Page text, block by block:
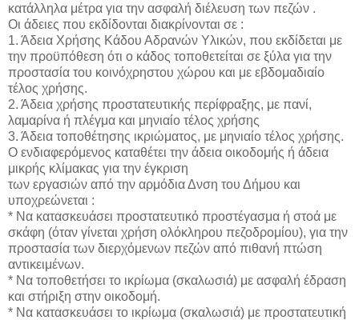
κατάλληλα μέτρα για την ασφαλή διέλευση των πεζών .
Οι άδειες που εκδίδονται διακρίνονται σε :
1. Άδεια Χρήσης Κάδου Αδρανών Υλικών, που εκδίδεται με
την προϋπόθεση ότι ο κάδος τοποθετείται σε ξύλα για την
προστασία του κοινόχρηστου χώρου και με εβδομαδιαίο
τέλος χρήσης.
2. Άδεια χρήσης προστατευτικής περίφραξης, με πανί,
λαμαρίνα ή πλέγμα και μηνιαίο τέλος χρήσης
3. Άδεια τοποθέτησης ικριώματος, με μηνιαίο τέλος χρήσης.
Ο ενδιαφερόμενος καταθέτει την άδεια οικοδομής ή άδεια
μικρής κλίμακας για την έγκριση
των εργασιών από την αρμόδια Δνση του Δήμου και
υποχρεώνεται :
* Να κατασκευάσει προστατευτικό προστέγασμα ή στοά με
σκάφη (όταν γίνεται χρήση ολόκληρου πεζοδρομίου), για την
προστασία των διερχόμενων πεζών από πιθανή πτώση
αντικειμένων.
* Να τοποθετήσει το ικρίωμα (σκαλωσιά) με ασφαλή έδραση
και στήριξη στην οικοδομή.
* Να κατασκευάσει το ικρίωμα (σκαλωσιά) με προστατευτική